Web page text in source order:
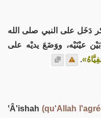
دَخَل على النبي صلى الله
عيْنَيْه، ووَضَعَ يديْه على
.
ʽÂ'ishah(qu'Allah